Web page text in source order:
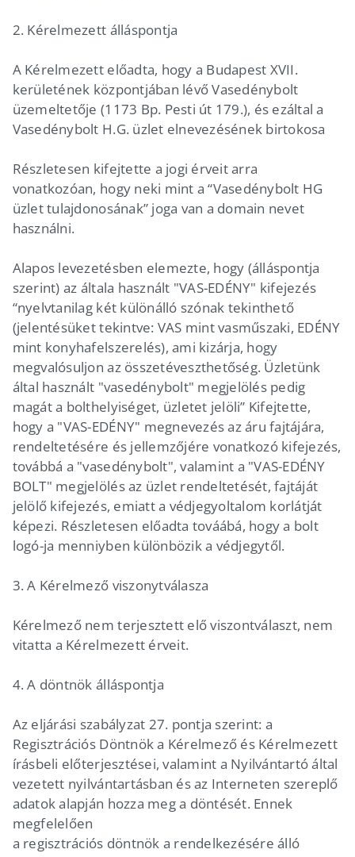
2. Kérelmezett álláspontja
A Kérelmezett előadta, hogy a Budapest XVII.
kerületének központjában lévő Vasedénybolt
üzemeltetője (1173 Bp. Pesti út 179.), és ezáltal a
Vasedénybolt H.G. üzlet elnevezésének birtokosa
Részletesen kifejtette a jogi érveit arra
vonatkozóan, hogy neki mint a “Vasedénybolt HG
üzlet tulajdonosának” joga van a domain nevet
használni.
Alapos levezetésben elemezte, hogy (álláspontja
szerint) az általa használt "VAS-EDÉNY" kifejezés
“nyelvtanilag két különálló szónak tekinthető
(jelentésüket tekintve: VAS mint vasműszaki, EDÉNY
mint konyhafelszerelés), ami kizárja, hogy
megvalósuljon az összetéveszthetőség. Üzletünk
által használt "vasedénybolt" megjelölés pedig
magát a bolthelyiséget, üzletet jelöli” Kifejtette,
hogy a "VAS-EDÉNY" megnevezés az áru fajtájára,
rendeltetésére és jellemzőjére vonatkozó kifejezés,
továbbá a "vasedénybolt", valamint a "VAS-EDÉNY
BOLT" megjelölés az üzlet rendeltetését, fajtáját
jelölő kifejezés, emiatt a védjegyoltalom korlátját
képezi. Részletesen előadta továábá, hogy a bolt
logó-ja menniyben különbözik a védjegytől.
3. A Kérelmező viszonytválasza
Kérelmező nem terjesztett elő viszontválaszt, nem
vitatta a Kérelmezett érveit.
4. A döntnök álláspontja
Az eljárási szabályzat 27. pontja szerint: a
Regisztrációs Döntnök a Kérelmező és Kérelmezett
írásbeli előterjesztései, valamint a Nyilvántartó által
vezetett nyilvántartásban és az Interneten szereplő
adatok alapján hozza meg a döntését. Ennek
megfelelően
a regisztrációs döntnök a rendelkezésére álló